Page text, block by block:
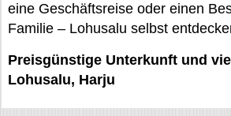
eine Geschäftsreise oder einen
Familie – Lohusalu selbst
Preisgünstige Unterkunft und
Lohusalu, Harju